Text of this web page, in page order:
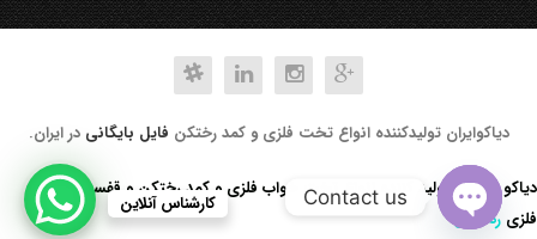
دیاکوایران تولیدکننده انواع تخت فلزی و کمد رختکن فایل بایگانی در ایران.
کارشناس آنلاین
دیاکو صنعت تولید کننده انواع تخت خواب فلزی و کمد رختکن و قفسه کتابخانه
فلزی رد کردن
Contact us